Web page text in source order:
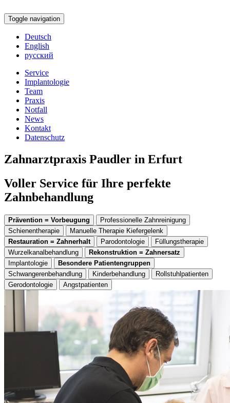
Toggle navigation
Deutsch
English
русский
Service
Implantologie
Team
Praxis
Notfall
News
Kontakt
Datenschutz
Zahnarztpraxis Paudler in Erfurt
Voller Service für Ihre perfekte
Zahnbehandlung
Prävention = Vorbeugung
Professionelle Zahnreinigung
Schienentherapie
Manuelle Therapie Kiefergelenk
Restauration = Zahnerhalt
Parodontologie
Füllungstherapie
Wurzelkanalbehandlung
Rekonstruktion = Zahnersatz
Implantologie
Besondere Patientengruppen
Schwangerenbehandlung
Kinderbehandlung
Rollstuhlpatienten
Gerodontologie
Angstpatienten